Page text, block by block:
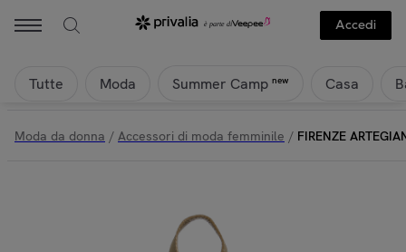
Accedi
Tutte Moda Summer Camp new Casa
Moda da donna / Accessori di moda femminile / FIRENZE